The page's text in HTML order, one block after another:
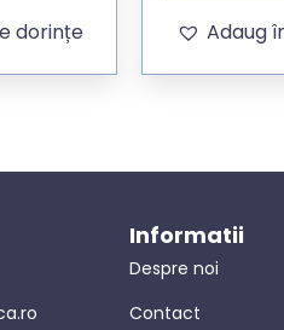
dorințe Adaug
Informatii
Despre noi
Contact